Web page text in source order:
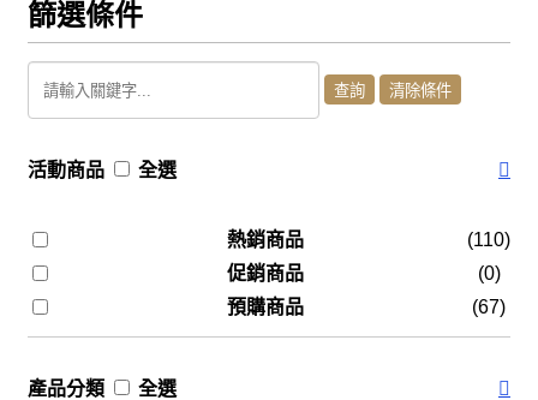
篩選條件
活動商品 全選
熱銷商品
(110)
促銷商品
(0)
預購商品
(67)
產品分類 全選